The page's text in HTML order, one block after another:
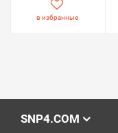
в избранные
SNP4.COM